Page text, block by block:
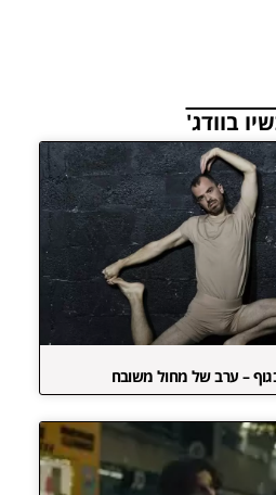
בוודג'
– ערב של מחול משובח